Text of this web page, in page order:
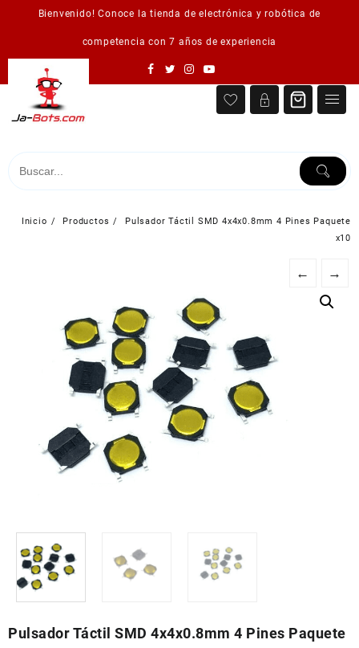
Bienvenido! Conoce la tienda de electrónica y robótica de
competencia con 7 años de experiencia
Inicio Productos
Pulsador Táctil SMD 4x4x0.8mm 4 Pines Paquete
x10
← →
Pulsador Táctil SMD 4x4x0.8mm 4 Pines Paquete